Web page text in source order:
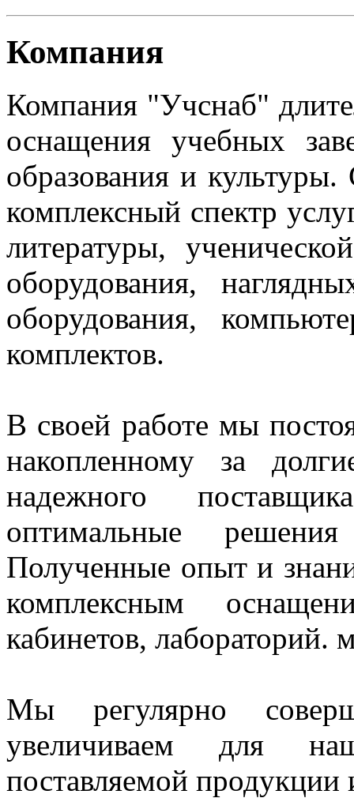
Компания
Компания "Учснаб"
оснащения учебных
образования и
комплексный спектр
литературы,
оборудования,
оборудования,
комплектов.
В своей работе мы
накопленному за
надежного
оптимальные
Полученные опыт и
комплексным
кабинетов, лабораторий.
Мы регулярно
увеличиваем для
поставляемой продукции